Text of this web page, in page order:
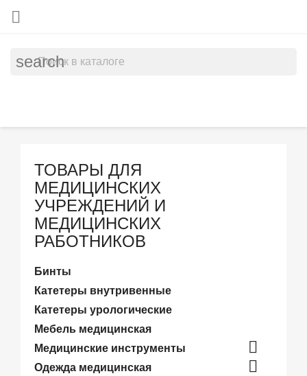

search
ТОВАРЫ ДЛЯ
МЕДИЦИНСКИХ
УЧРЕЖДЕНИЙ И
МЕДИЦИНСКИХ
РАБОТНИКОВ
Бинты
Катетеры внутривенные
Катетеры урологические
Мебель медицинская
Медицинские инструменты

Одежда медицинская 